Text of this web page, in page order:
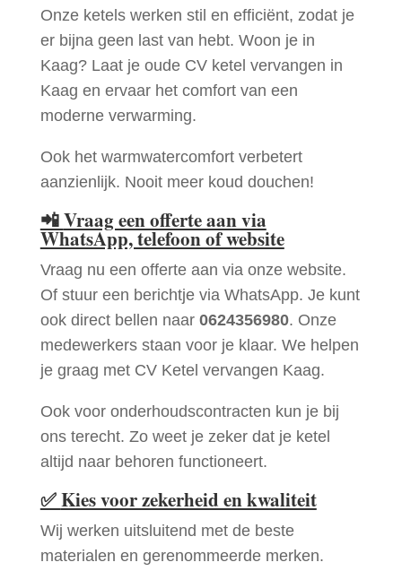
Onze ketels werken stil en efficiënt, zodat je
er bijna geen last van hebt. Woon je in
Kaag? Laat je oude CV ketel vervangen in
Kaag en ervaar het comfort van een
moderne verwarming.
Ook het warmwatercomfort verbetert
aanzienlijk. Nooit meer koud douchen!
📲Vraag een offerte aan via
WhatsApp, telefoon of website
Vraag nu een offerte aan via onze website.
Of stuur een berichtje via WhatsApp. Je kunt
ook direct bellen naar 0624356980. Onze
medewerkers staan voor je klaar. We helpen
je graag met CV Ketel vervangen Kaag.
Ook voor onderhoudscontracten kun je bij
ons terecht. Zo weet je zeker dat je ketel
altijd naar behoren functioneert.
✅Kies voor zekerheid en kwaliteit
Wij werken uitsluitend met de beste
materialen en gerenommeerde merken.